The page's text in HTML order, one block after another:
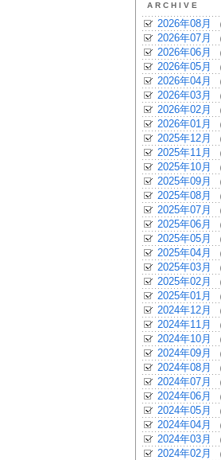
ARCHIVE
2026年08月
2026年07月
2026年06月
2026年05月
2026年04月
2026年03月
2026年02月
2026年01月
2025年12月
2025年11月
2025年10月
2025年09月
2025年08月
2025年07月
2025年06月
2025年05月
2025年04月
2025年03月
2025年02月
2025年01月
2024年12月
2024年11月
2024年10月
2024年09月
2024年08月
2024年07月
2024年06月
2024年05月
2024年04月
2024年03月
2024年02月